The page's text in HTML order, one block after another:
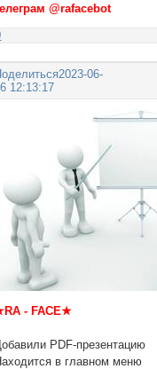
@rafacebot
2023-06-
12:13:17
- FACE★
PDF-презентацию
в главном меню